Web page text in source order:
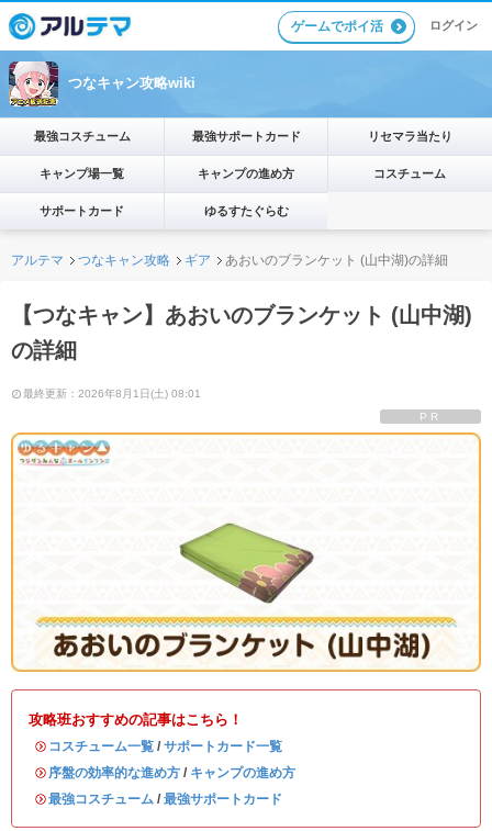
ゲームでポイ活 ログイン
つなキャン攻略wiki
最強コスチューム 最強サポートカード リセマラ当たり
キャンプ場一覧 キャンプの進め方 コスチューム
サポートカード ゆるすたぐらむ
アルテマ つなキャン攻略 ギア あおいのブランケット (山中湖)の詳細
【つなキャン】あおいのブランケット (山中湖)
の詳細
最終更新：2026年8月1日(土) 08:01
PR
攻略班おすすめの記事はこちら！
・ コスチューム一覧 / サポートカード一覧
・ 序盤の効率的な進め方 / キャンプの進め方
・最強コスチューム / 最強サポートカード